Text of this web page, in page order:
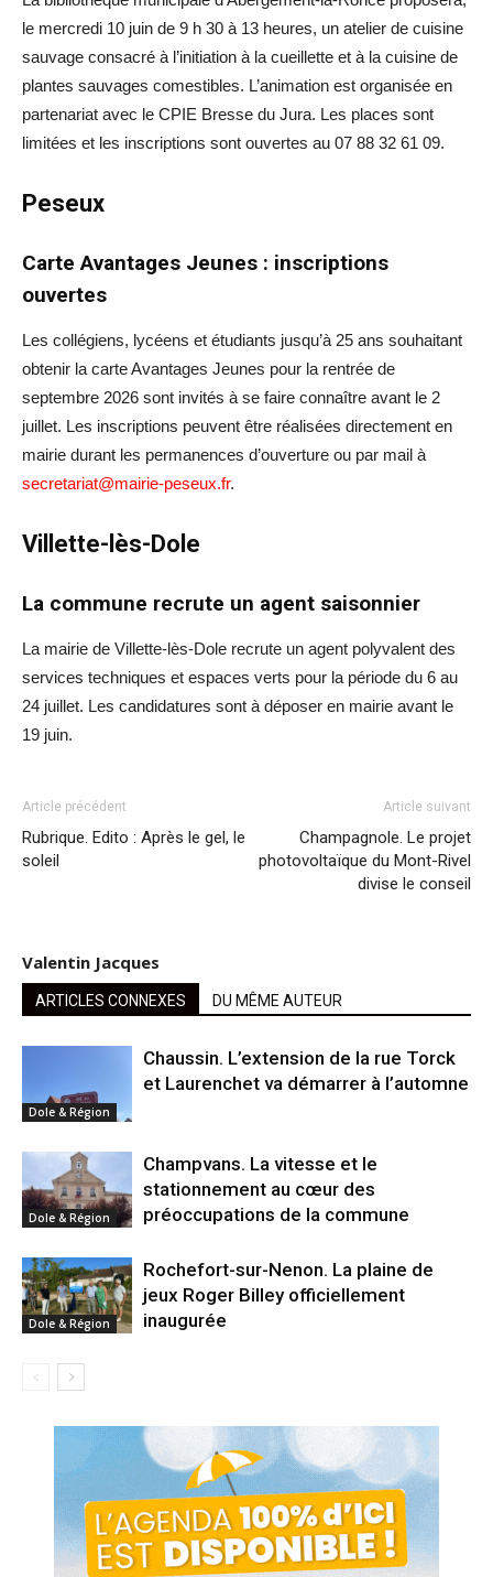
le mercredi 10 juin de 9 h 30 à 13 heures, un atelier de cuisine
sauvage consacré à l’initiation à la cueillette et à la cuisine de
plantes sauvages comestibles. L’animation est organisée en
partenariat avec le CPIE Bresse du Jura. Les places sont
limitées et les inscriptions sont ouvertes au 07 88 32 61 09.
Peseux
Carte Avantages Jeunes : inscriptions
ouvertes
Les collégiens, lycéens et étudiants jusqu’à 25 ans souhaitant
obtenir la carte Avantages Jeunes pour la rentrée de
septembre 2026 sont invités à se faire connaître avant le 2
juillet. Les inscriptions peuvent être réalisées directement en
mairie durant les permanences d’ouverture ou par mail à
secretariat@mairie-peseux.fr.
Villette-lès-Dole
La commune recrute un agent saisonnier
La mairie de Villette-lès-Dole recrute un agent polyvalent des
services techniques et espaces verts pour la période du 6 au
24 juillet. Les candidatures sont à déposer en mairie avant le
19 juin.
Article précédent
Rubrique. Edito : Après le gel, le
soleil
Article suivant
Champagnole. Le projet
photovoltaïque du Mont-Rivel
divise le conseil
Valentin Jacques
ARTICLES CONNEXES DU MÊME AUTEUR
Dole & Région
Chaussin. L’extension de la rue Torck
et Laurenchet va démarrer à l’automne
Dole & Région
Champvans. La vitesse et le
stationnement au cœur des
préoccupations de la commune
Dole & Région
Rochefort-sur-Nenon. La plaine de
jeux Roger Billey officiellement
inaugurée